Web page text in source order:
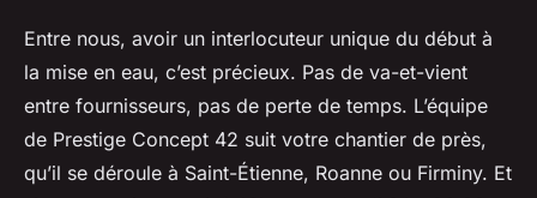
Entre nous, avoir un interlocuteur unique du début à
la mise en eau, c’est précieux. Pas de va-et-vient
entre fournisseurs, pas de perte de temps. L’équipe
de Prestige Concept 42 suit votre chantier de près,
qu’il se déroule à Saint-Étienne, Roanne ou Firminy. Et